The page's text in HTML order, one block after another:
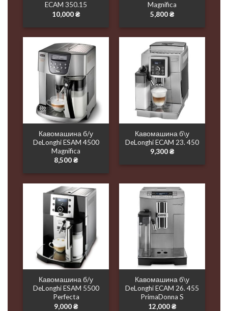
ECAM 350.15
10,000₴
Magnifica
5,800₴
Кавомашина б/у
DeLonghi ESAM 4500
Magnifica
8,500₴
Кавомашина б\у
DeLonghi ECAM 23. 450
9,300₴
Кавомашина б/у
DeLonghi ESAM 5500
Perfecta
9,000₴
Кавомашина б\у
DeLonghi ECAM 26. 455
PrimaDonna S
12,000₴